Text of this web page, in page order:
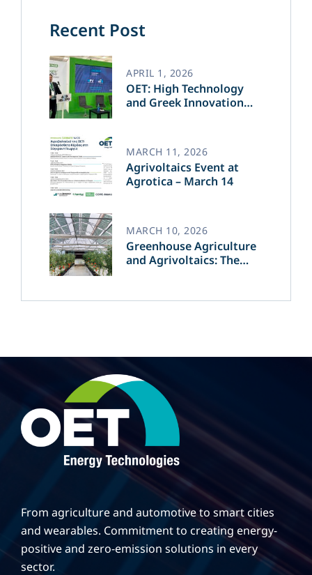
Recent Post
OET: High Technology
and Greek Innovation
APRIL 1, 2026
Agrivoltaics Event at
Agrotica – March 14
MARCH 11, 2026
Greenhouse Agriculture
and Agrivoltaics: The
Agricultural Production
MARCH 10, 2026
From agriculture and automotive to smart cities
and wearables. Commitment to creating energy-
positive and zero-emission solutions in every
sector.